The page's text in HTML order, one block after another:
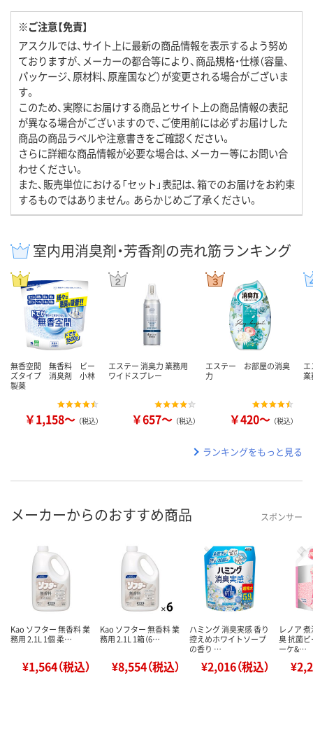
※ご注意【免責】
アスクルでは、サイト上に最新の商品情報を表示するよう努め
ておりますが、メーカーの都合等により、商品規格・仕様（容量、
パッケージ、原材料、原産国など）が変更される場合がございま
す。
このため、実際にお届けする商品とサイト上の商品情報の表記
が異なる場合がございますので、ご使用前には必ずお届けした
商品の商品ラベルや注意書きをご確認ください。
さらに詳細な商品情報が必要な場合は、メーカー等にお問い合
わせください。
また、販売単位における「セット」表記は、箱でのお届けをお約束
するものではありません。あらかじめご了承ください。
室内用消臭剤・芳香剤の売れ筋ランキング
無香空間 無香料 ビー
ズタイプ 消臭剤 小林
製薬
￥1,158～ （税込）
エステー 消臭力 業務用
ワイドスプレー
￥657～ （税込）
エステー お部屋の消臭
力
￥420～ （税込）
業
ランキングをもっと見る
メーカーからのおすすめ商品 スポンサー
Kao ソフター 無香料 業
務用 2.1L 1個 柔…
¥1,564（税込）
Kao ソフター 無香料 業
務用 2.1L 1箱（6…
¥8,554（税込）
ハミング 消臭実感 香り
控えめホワイトソープ
の香り …
¥2,016（税込）
レノア
臭 抗菌
ーケ&…